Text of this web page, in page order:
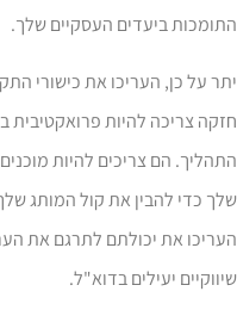
ביעדים העסקיים שלך.
על כן, העריכו את כישורי
צריכה להיות פרואקטיבית
הם צריכים להיות
כדי להבין את קול המותג
את יכולתם לתרגם את
יעילים בדוא"ל.